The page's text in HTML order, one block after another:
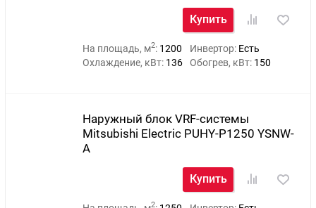
Купить
На площадь, м2: 1200 Инвертор: Есть
Охлаждение, кВт: 136 Обогрев, кВт: 150
Наружный блок VRF-системы
Mitsubishi Electric PUHY-P1250 YSNW-
A
Купить
2